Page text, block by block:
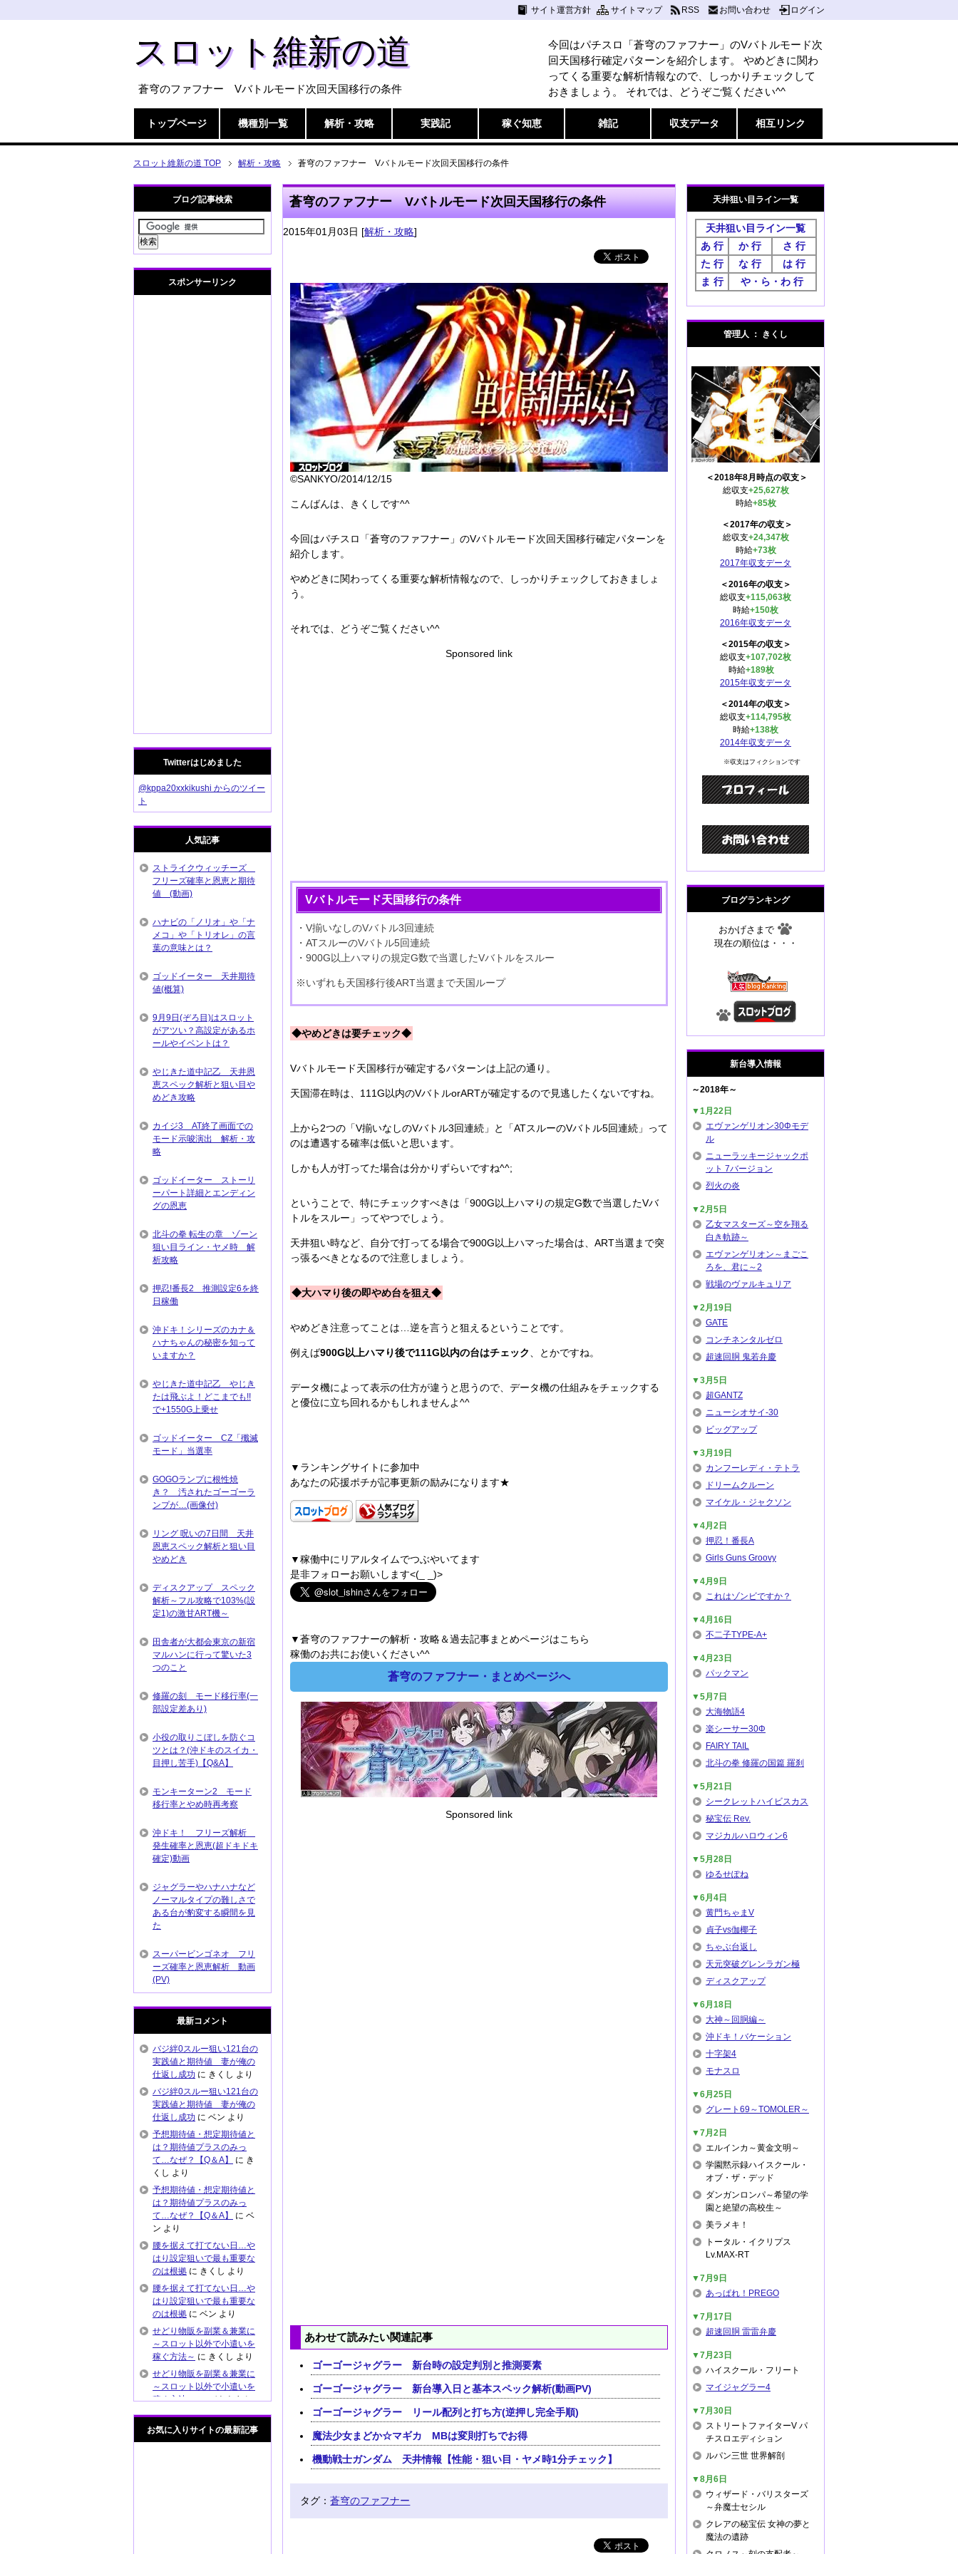
スロット維新の道
蒼穹のファフナー Vバトルモード次回天国移行の条件
今回はパチスロ「蒼穹のファフナー」のVバトルモード次
回天国移行確定パターンを紹介します。 やめどきに関わ
ってくる重要な解析情報なので、しっかりチェックして
おきましょう。 それでは、どうぞご覧ください^^
トップページ 機種別一覧 解析・攻略 実践記 稼ぐ知恵 雑記 収支データ 相互リンク
スロット維新の道 TOP 解析・攻略 蒼穹のファフナー Vバトルモード次回天国移行の条件
蒼穹のファフナー Vバトルモード次回天国移行の条件
2015年01月03日 [解析・攻略]
©SANKYO/2014/12/15
こんばんは、きくしです^^
今回はパチスロ「蒼穹のファフナー」のVバトルモード次回天国移行確定パターンを
紹介します。
やめどきに関わってくる重要な解析情報なので、しっかりチェックしておきましょ
う。
それでは、どうぞご覧ください^^
Sponsored link
Vバトルモード天国移行の条件
・V揃いなしのVバトル3回連続
・ATスルーのVバトル5回連続
・900G以上ハマりの規定G数で当選したVバトルをスルー
※いずれも天国移行後ART当選まで天国ループ
◆やめどきは要チェック◆
Vバトルモード天国移行が確定するパターンは上記の通り。
天国滞在時は、111G以内のVバトルorARTが確定するので見逃したくないですね。
上から2つの「V揃いなしのVバトル3回連続」と「ATスルーのVバトル5回連続」って
のは遭遇する確率は低いと思います。
しかも人が打ってた場合は分かりずらいですね^^;
ということで、特にチェックすべきは「900G以上ハマりの規定G数で当選したVバ
トルをスルー」ってやつでしょう。
天井狙い時など、自分で打ってる場合で900G以上ハマった場合は、ART当選まで突
っ張るべきとなるので注意しましょう。
◆大ハマり後の即やめ台を狙え◆
やめどき注意ってことは…逆を言うと狙えるということです。
例えば900G以上ハマり後で111G以内の台はチェック、とかですね。
データ機によって表示の仕方が違うと思うので、データ機の仕組みをチェックする
と優位に立ち回れるかもしれませんよ^^
▼ランキングサイトに参加中
あなたの応援ポチが記事更新の励みになります★
▼稼働中にリアルタイムでつぶやいてます
是非フォローお願いします<(_ _)>
▼蒼穹のファフナーの解析・攻略＆過去記事まとめページはこちら
稼働のお共にお使いください^^
蒼穹のファフナー・まとめページへ
Sponsored link
あわせて読みたい関連記事
ゴーゴージャグラー 新台時の設定判別と推測要素
ゴーゴージャグラー 新台導入日と基本スペック解析(動画PV)
ゴーゴージャグラー リール配列と打ち方(逆押し完全手順)
魔法少女まどか☆マギカ MBは変則打ちでお得
機動戦士ガンダム 天井情報【性能・狙い目・ヤメ時1分チェック】
タグ：蒼穹のファフナー
ブログ記事検索
スポンサーリンク
Twitterはじめました
@kppa20xxkikushi からのツイー
ト
人気記事
ストライクウィッチーズ
フリーズ確率と恩恵と期待
値 (動画)
ハナビの「ノリオ」や「ナ
メコ」や「トリオレ」の言
葉の意味とは？
ゴッドイーター 天井期待
値(概算)
9月9日(ぞろ目)はスロット
がアツい？高設定があるホ
ールやイベントは？
やじきた道中記乙 天井恩
恵スペック解析と狙い目や
めどき攻略
カイジ3 AT終了画面での
モード示唆演出 解析・攻
略
ゴッドイーター ストーリ
ーパート詳細とエンディン
グの恩恵
北斗の拳 転生の章 ゾーン
狙い目ライン・ヤメ時 解
析攻略
押忍!番長2 推測設定6を終
日稼働
沖ドキ！シリーズのカナ＆
ハナちゃんの秘密を知って
いますか？
やじきた道中記乙 やじき
たは飛ぶよ！どこまでも!!
で+1550G上乗せ
ゴッドイーター CZ「殲滅
モード」当選率
GOGOランプに根性焼
き？ 汚されたゴーゴーラ
ンプが…(画像付)
リング 呪いの7日間 天井
恩恵スペック解析と狙い目
やめどき
ディスクアップ スペック
解析～フル攻略で103%(設
定1)の激甘ART機～
田舎者が大都会東京の新宿
マルハンに行って驚いた3
つのこと
修羅の刻 モード移行率(一
部設定差あり)
小役の取りこぼしを防ぐコ
ツとは？(沖ドキのスイカ・
目押し苦手)【Q&A】
モンキーターン2 モード
移行率とやめ時再考察
沖ドキ！ フリーズ解析
発生確率と恩恵(超ドキドキ
確定)動画
ジャグラーやハナハナなど
ノーマルタイプの難しさで
ある台が豹変する瞬間を見
た
スーパービンゴネオ フリ
ーズ確率と恩恵解析 動画
(PV)
最新コメント
バジ絆0スルー狙い121台の
実践値と期待値 妻が俺の
仕返し成功 に きくし より
バジ絆0スルー狙い121台の
実践値と期待値 妻が俺の
仕返し成功 に ベン より
予想期待値・想定期待値と
は？期待値プラスのみっ
て…なぜ？【Q＆A】
に き
くし より
予想期待値・想定期待値と
は？期待値プラスのみっ
て…なぜ？【Q＆A】
に ベ
ン より
腰を据えて打てない日…や
はり設定狙いで最も重要な
のは根拠 に きくし より
腰を据えて打てない日…や
はり設定狙いで最も重要な
のは根拠 に ベン より
せどり物販を副業＆兼業に
～スロット以外で小遣いを
稼ぐ方法～ に きくし より
せどり物販を副業＆兼業に
～スロット以外で小遣いを
稼ぐ方法～にバナナまん
より
これぞ元プロの技？出戻り
推測がハマってマイジャグ
お気に入りサイトの最新記事
天井狙い目ライン一覧
天井狙い目ライン一覧
あ 行
か 行
さ 行
た 行
な 行
は 行
ま 行
や・ら・わ 行
管理人 ： きくし
＜2018年8月時点の収支＞
総収支+25,627枚
時給+85枚
＜2017年の収支＞
総収支+24,347枚
時給+73枚
2017年収支データ
＜2016年の収支＞
総収支+115,063枚
時給+150枚
2016年収支データ
＜2015年の収支＞
総収支+107,702枚
時給+189枚
2015年収支データ
＜2014年の収支＞
総収支+114,795枚
時給+138枚
2014年収支データ
※収支はフィクションです
ブログランキング
おかげさまで
現在の順位は・・・
新台導入情報
～2018年～
▼1月22日
エヴァンゲリオン30Φモデ
ル
ニューラッキージャックポ
ット 7バージョン
烈火の炎
▼2月5日
乙女マスターズ～空を翔る
白き軌跡～
エヴァンゲリオン～まごこ
ろを、君に～2
戦場のヴァルキュリア
▼2月19日
GATE
コンチネンタルゼロ
超速回胴 鬼若弁慶
▼3月5日
超GANTZ
ニューシオサイ-30
ビッグアップ
▼3月19日
カンフーレディ・テトラ
ドリームクルーン
マイケル・ジャクソン
▼4月2日
押忍！番長A
Girls Guns Groovy
▼4月9日
これはゾンビですか？
▼4月16日
不二子TYPE-A+
▼4月23日
パックマン
▼5月7日
大海物語4
楽シーサー30Φ
FAIRY TAIL
北斗の拳 修羅の国篇 羅刹
▼5月21日
シークレットハイビスカス
秘宝伝 Rev.
マジカルハロウィン6
▼5月28日
ゆるせぽね
▼6月4日
黄門ちゃまV
貞子vs伽椰子
ちゃぶ台返し
天元突破グレンラガン極
ディスクアップ
▼6月18日
大神～回胴編～
沖ドキ！バケーション
十字架4
モナスロ
▼6月25日
グレート69～TOMOLER～
▼7月2日
エルインカ～黄金文明～
学園黙示録ハイスクール・
オブ・ザ・デッド
ダンガンロンパ～希望の学
園と絶望の高校生～
美ラメキ！
トータル・イクリプス
Lv.MAX-RT
▼7月9日
あっぱれ！PREGO
▼7月17日
超速回胴 雷雷弁慶
▼7月23日
ハイスクール・フリート
マイジャグラー4
▼7月30日
ストリートファイターV パ
チスロエディション
ルパン三世 世界解剖
▼8月6日
ウィザード・バリスターズ
～弁魔士セシル
クレアの秘宝伝 女神の夢と
魔法の遺跡
サイト運営方針 サイトマップ RSS お問い合わせ ログイン